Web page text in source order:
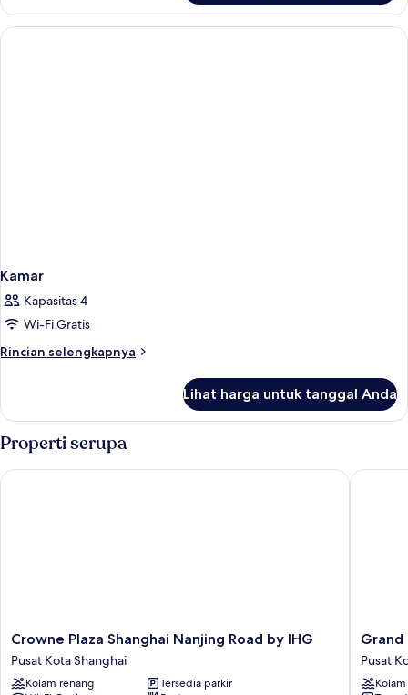
Kamar
Kamar
Kapasitas 4
Wi-Fi Gratis
Rincian selengkapnya
Rincian
Kamar
Lihat harga untuk tanggal Anda
Properti serupa
Crowne
Plaza
Shanghai
Nanjing
Crowne Plaza Shanghai Nanjing Road by IHG
Pusat Kota Shanghai
Kolam renang
Tersedia parkir
Crowne Plaza Shanghai Nanjing Road by IHG
Grand
Central
Hotel
Grand
Pusat
Grand